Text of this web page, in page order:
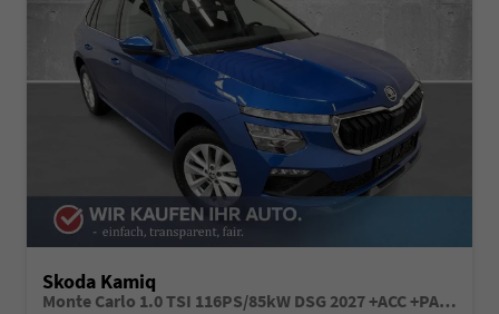
Skoda Kamiq
Monte Carlo 1.0 TSI 116PS/85kW DSG 2027 +ACC +PANO +MATRIX +17" ALU